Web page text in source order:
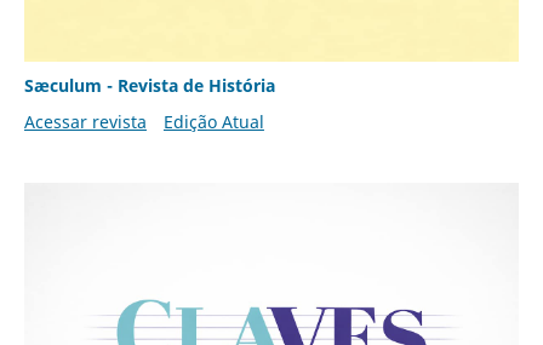
Sæculum - Revista de História
Acessar revista
Edição Atual